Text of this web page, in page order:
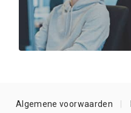
Algemene voorwaarden